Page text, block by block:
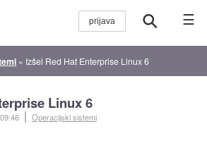
☰
» Izšel Red Hat Enterprise Linux 6
Linux 6
Operacijski sistemi